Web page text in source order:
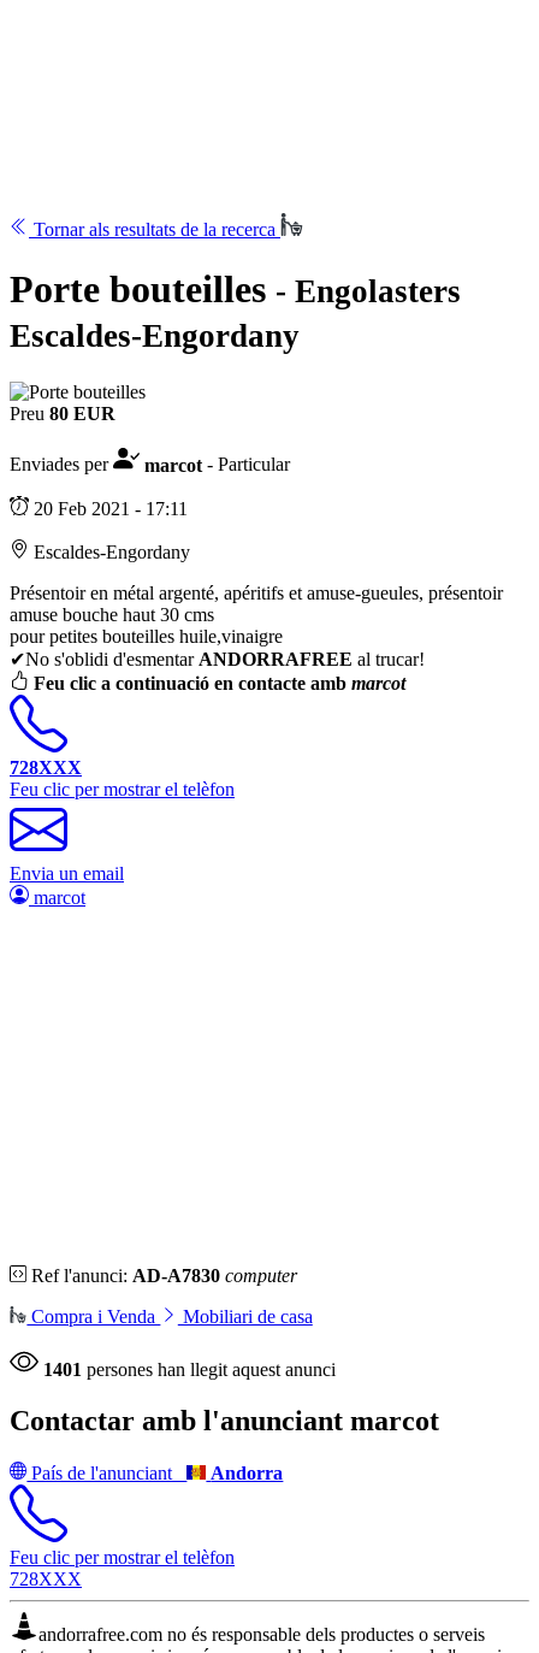
Tornar als resultats de la recerca
Porte bouteilles - Engolasters
Escaldes-Engordany
Preu 80 EUR
Enviades per marcot- Particular
20 Feb 2021 - 17:11
Escaldes-Engordany
Présentoir en métal argenté, apéritifs et amuse-gueules, présentoir
amuse bouche haut 30 cms
pour petites bouteilles huile,vinaigre
✔No s'oblidi d'esmentar ANDORRAFREE al trucar!
Feu clic a continuació en contacte amb marcot
728XXX
Feu clic per mostrar el telèfon
Envia un email
marcot
Ref l'anunci: AD-A7830 computer
Compra i Venda Mobiliari de casa
1401 persones han llegit aquest anunci
Contactar amb l'anunciant marcot
País de l'anunciant Andorra
Feu clic per mostrar el telèfon
728XXX
andorrafree.com no és responsable dels productes o serveis